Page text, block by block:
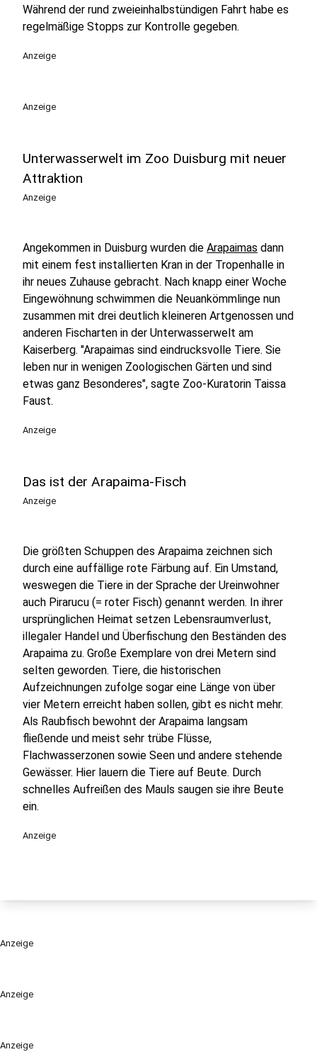
Anzeige
Anzeige
Während der rund zweieinhalbstündigen Fahrt habe es
regelmäßige Stopps zur Kontrolle gegeben.
Anzeige
Anzeige
Unterwasserwelt im Zoo Duisburg mit neuer
Attraktion
Anzeige
Angekommen in Duisburg wurden die Arapaimas dann
mit einem fest installierten Kran in der Tropenhalle in
ihr neues Zuhause gebracht. Nach knapp einer Woche
Eingewöhnung schwimmen die Neuankömmlinge nun
zusammen mit drei deutlich kleineren Artgenossen und
anderen Fischarten in der Unterwasserwelt am
Kaiserberg. "Arapaimas sind eindrucksvolle Tiere. Sie
leben nur in wenigen Zoologischen Gärten und sind
etwas ganz Besonderes", sagte Zoo-Kuratorin Taissa
Faust.
Anzeige
Das ist der Arapaima-Fisch
Anzeige
Die größten Schuppen des Arapaima zeichnen sich
durch eine auffällige rote Färbung auf. Ein Umstand,
weswegen die Tiere in der Sprache der Ureinwohner
auch Pirarucu (= roter Fisch) genannt werden. In ihrer
ursprünglichen Heimat setzen Lebensraumverlust,
illegaler Handel und Überfischung den Beständen des
Arapaima zu. Große Exemplare von drei Metern sind
selten geworden. Tiere, die historischen
Aufzeichnungen zufolge sogar eine Länge von über
vier Metern erreicht haben sollen, gibt es nicht mehr.
Als Raubfisch bewohnt der Arapaima langsam
fließende und meist sehr trübe Flüsse,
Flachwasserzonen sowie Seen und andere stehende
Gewässer. Hier lauern die Tiere auf Beute. Durch
schnelles Aufreißen des Mauls saugen sie ihre Beute
ein.
Anzeige
Anzeige